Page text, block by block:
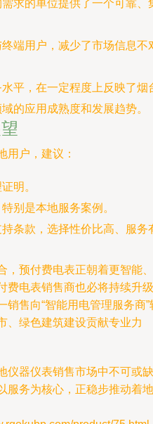
需求的单位提供了一个可靠、
端用户，减少了市场信息不
平，在一定程度上反映了烟
的应用成熟度和发展趋势。
用户，建议：
明。
别是本地服务案例。
条款，选择性价比高、服务
，预付费电表正朝着更智能、
费电表销售商也必将持续升级
售向“智能用电管理服务商”
、绿色建筑建设贡献专业力
仪器仪表销售市场中不可或缺
服务为核心，正稳步推动着地